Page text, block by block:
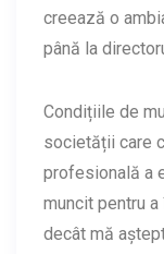
creează o
până la
Condițiile de
societății care
profesională a
muncit pentru
decât mă